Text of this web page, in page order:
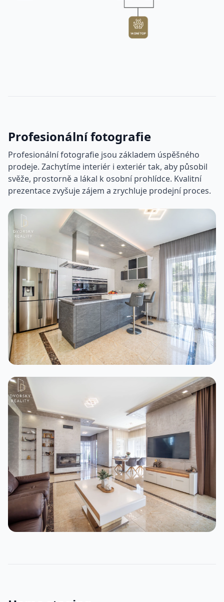
Profesionální fotografie
Profesionální fotografie jsou základem úspěšného
prodeje. Zachytíme interiér i exteriér tak, aby působil
svěže, prostorně a lákal k osobní prohlídce. Kvalitní
prezentace zvyšuje zájem a zrychluje prodejní proces.